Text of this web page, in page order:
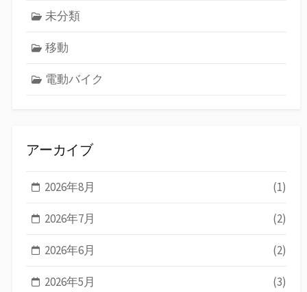
未分類
移動
電動バイク
アーカイブ
2026年8月 (1)
2026年7月 (2)
2026年6月 (2)
2026年5月 (3)